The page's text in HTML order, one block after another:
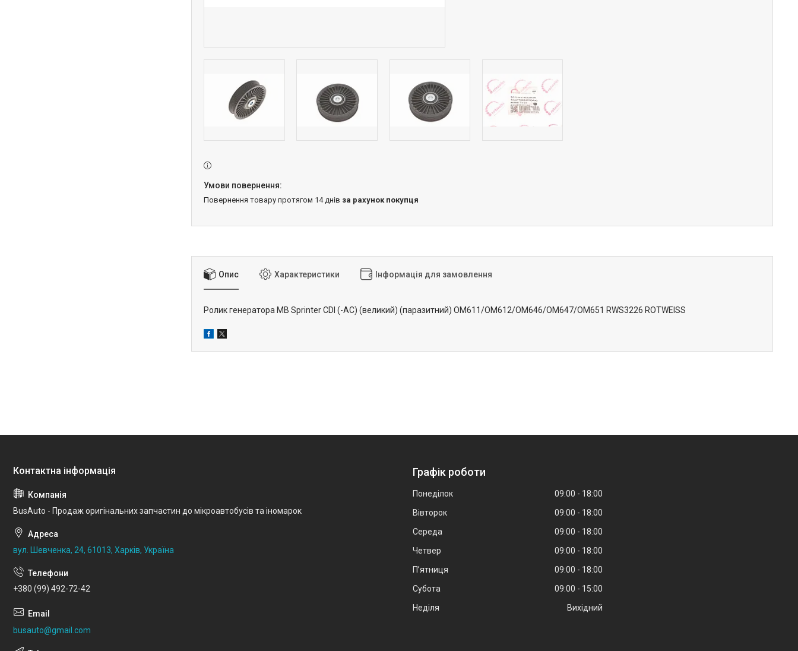
повернення товару протягом 14 днів за рахунок покупця
Опис Характеристики Інформація для замовлення
Ролик генератора MB Sprinter CDI (-AC) (великий) (паразитний) OM611/OM612/OM646/OM647/OM651 RWS3226 ROTWEISS
BusAuto - Продаж оригінальних запчастин до мікроавтобусів та іномарок
вул. Шевченка, 24, 61013, Харків, Україна
+380 (99) 492-72-42
busauto@gmail.com
Графік роботи
Понеділок 09:00
18:00
Вівторок
09:00
18:00
Середа
09:00
18:00
Четвер
09:00
18:00
Пʼятниця
09:00
18:00
Субота
09:00
15:00
Неділя
Вихідний